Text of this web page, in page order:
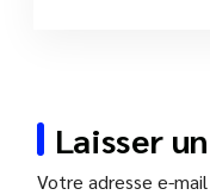
Laisser
Votre adresse e-